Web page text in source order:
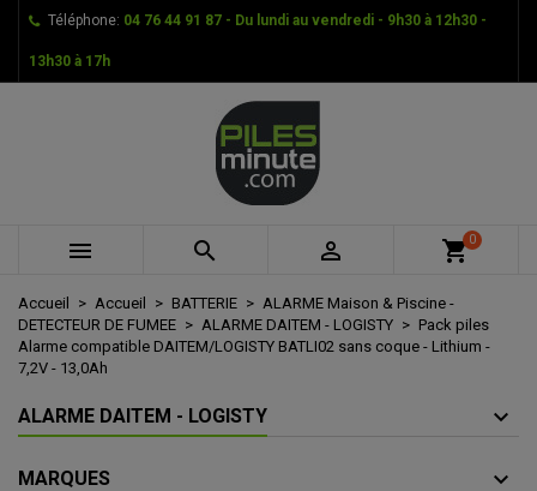
Téléphone: 04 76 44 91 87 - Du lundi au vendredi - 9h30 à 12h30 -
13h30 à 17h
   shopping_cart0
Accueil Accueil BATTERIE
ALARME Maison & Piscine -
DETECTEUR DE FUMEE
ALARME DAITEM - LOGISTY
Pack piles
Alarme compatible DAITEM/LOGISTY BATLI02 sans coque - Lithium -
7,2V - 13,0Ah
ALARME DAITEM - LOGISTY
MARQUES
Créer une nouvelle liste
Nom de la liste d'envies
Créer une liste d'envies
Vous devez être connecté pour ajouter des produits à
Annuler